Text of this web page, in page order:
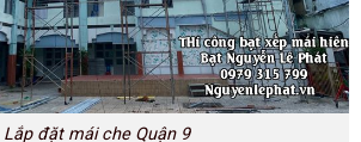
Lắp đặt mái che Quận 9